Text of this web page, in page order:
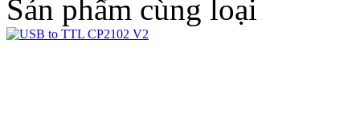
Sản phẩm cùng loại